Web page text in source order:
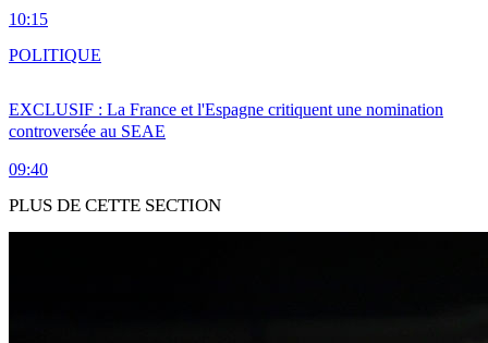
10:15
EXCLUSIF : La France et l'Espagne critiquent une nomination
controversée au SEAE
09:40
POLITIQUE
PLUS DE CETTE SECTION